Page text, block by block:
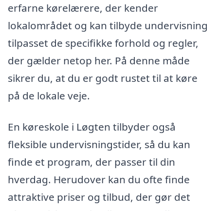
erfarne kørelærere, der kender
lokalområdet og kan tilbyde undervisning
tilpasset de specifikke forhold og regler,
der gælder netop her. På denne måde
sikrer du, at du er godt rustet til at køre
på de lokale veje.
En køreskole i Løgten tilbyder også
fleksible undervisningstider, så du kan
finde et program, der passer til din
hverdag. Herudover kan du ofte finde
attraktive priser og tilbud, der gør det